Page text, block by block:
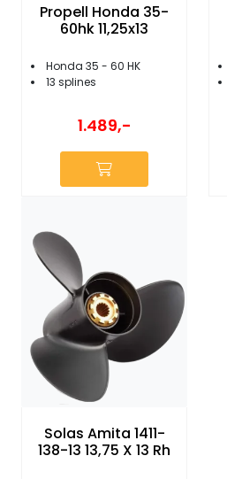
Propell Honda 35-
60hk 11,25x13
Honda 35 - 60 HK
13 splines
1.489,-
Solas Amita 1411-
138-13 13,75 X 13 Rh
Outlet
Kampanje